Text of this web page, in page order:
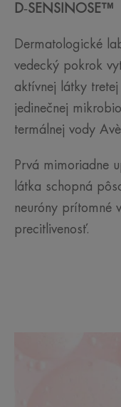
D‑SENSINOSE™
Dermatologické
vedecký pokrok
aktívnej látky
jedinečnej
termálnej vody
Prvá mimoriadne
látka schopná
neuróny prítomné
precitlivenosť.